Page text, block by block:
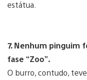
estátua.
7. Nenhum pinguim
fase “Zoo”.
O burro, contudo,